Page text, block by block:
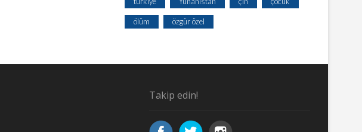
ölüm özgür özel
Takip edin!